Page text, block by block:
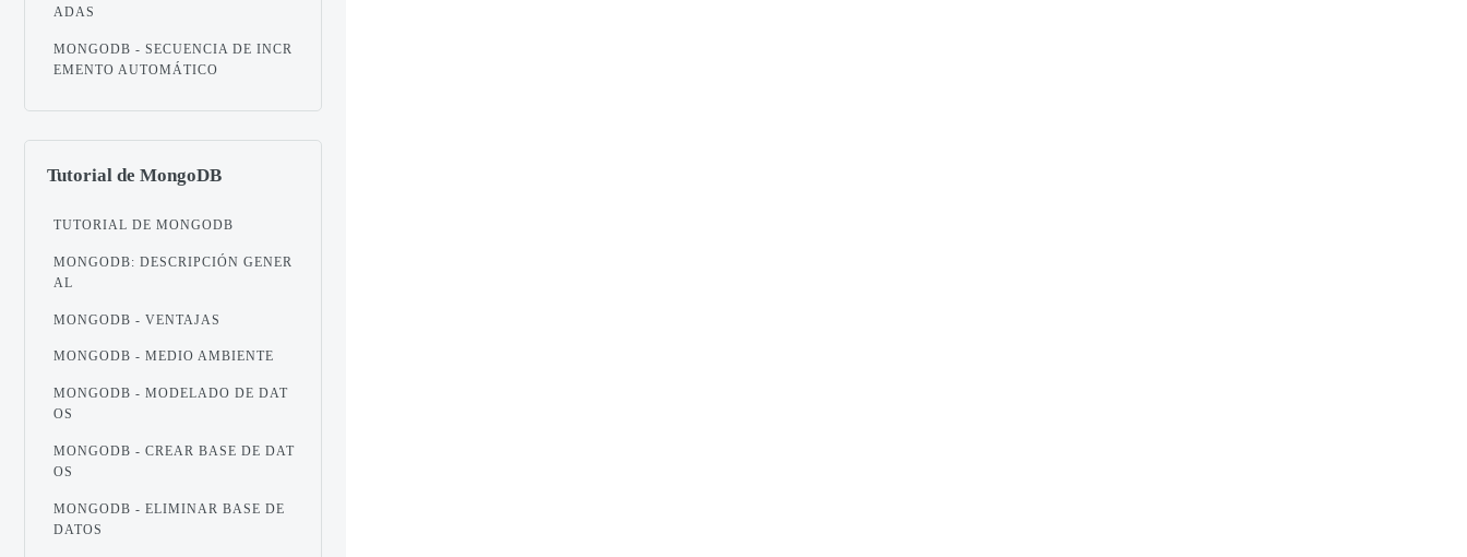
ADAS
MONGODB - SECUENCIA DE INCR
EMENTO AUTOMÁTICO
Tutorial de MongoDB
TUTORIAL DE MONGODB
MONGODB: DESCRIPCIÓN GENER
AL
MONGODB - VENTAJAS
MONGODB - MEDIO AMBIENTE
MONGODB - MODELADO DE DAT
OS
MONGODB - CREAR BASE DE DAT
OS
MONGODB - ELIMINAR BASE DE
DATOS